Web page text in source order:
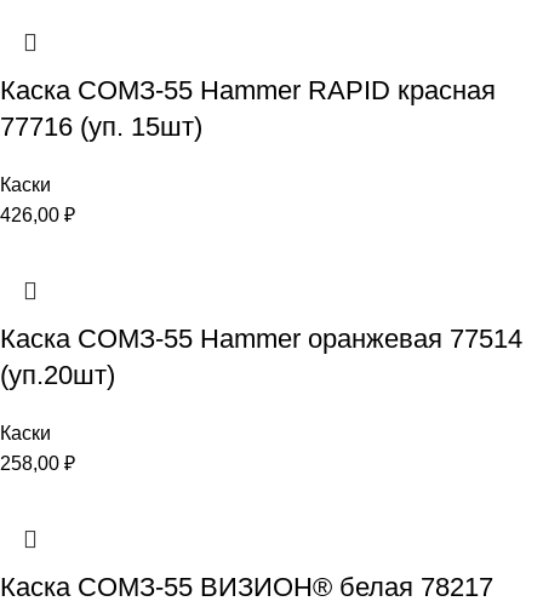
Каска СОМЗ-55 Hammer RAPID красная
77716 (уп. 15шт)
Каски
426,00 ₽
Каска СОМЗ-55 Hammer оранжевая 77514
(уп.20шт)
Каски
258,00 ₽
Каска СОМЗ-55 ВИЗИОН® белая 78217